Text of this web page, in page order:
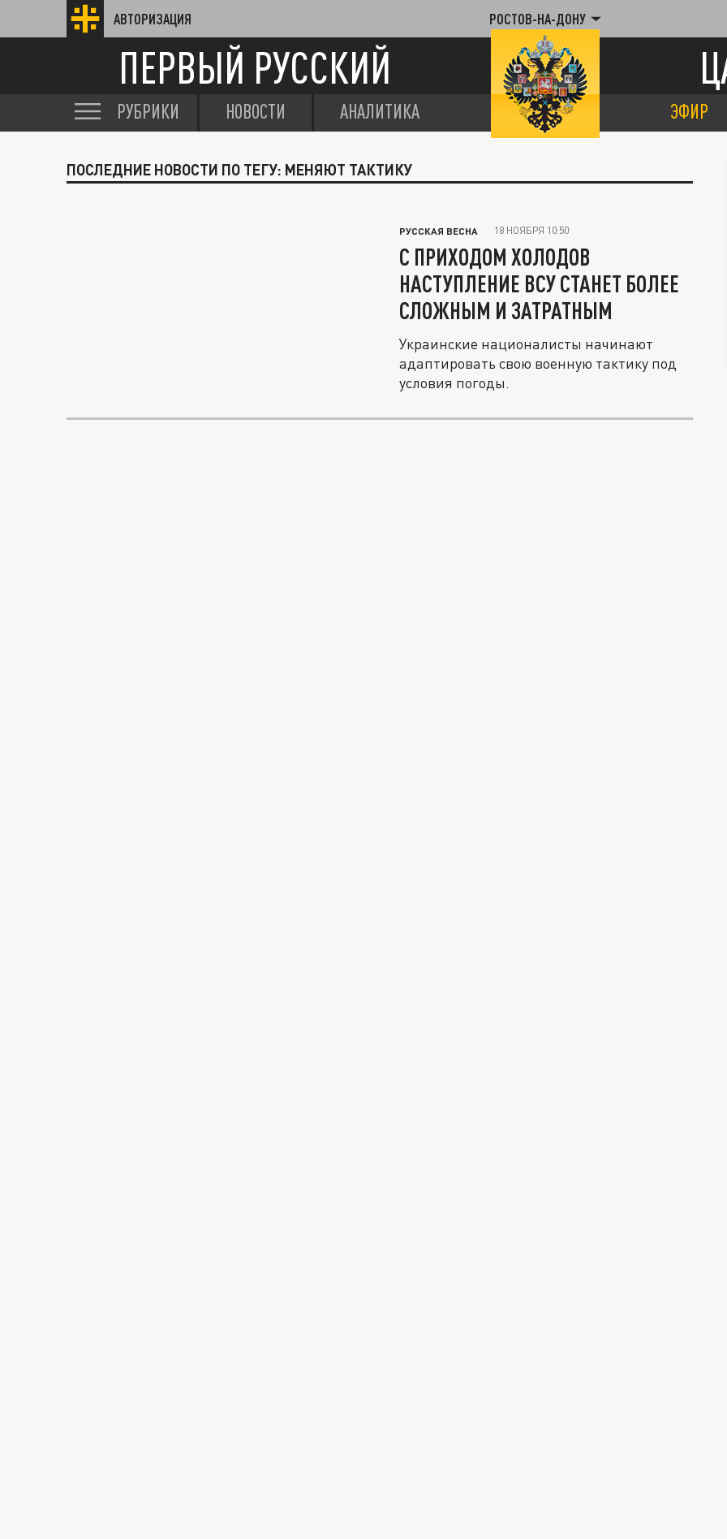
АВТОРИЗАЦИЯ РОСТОВ-НА-ДОНУ
ПЕРВЫЙ РУССКИЙ
РУБРИКИ НОВОСТИ АНАЛИТИКА ЭФИР
ПОСЛЕДНИЕ НОВОСТИ ПО ТЕГУ: МЕНЯЮТ ТАКТИКУ
РУССКАЯ ВЕСНА 18 НОЯБРЯ 10:50
С ПРИХОДОМ ХОЛОДОВ
НАСТУПЛЕНИЕ ВСУ СТАНЕТ БОЛЕЕ
СЛОЖНЫМ И ЗАТРАТНЫМ
Украинские националисты начинают
адаптировать свою военную тактику под
условия погоды.